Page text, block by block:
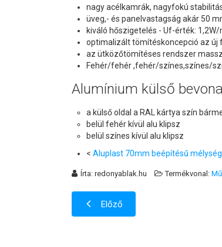
nagy acélkamrák, nagyfokú
üveg,- és panelvastagság akár 50
kiváló hőszigetelés - Uf-érték: 1,2W/
optimalizált tömítéskoncepció az
az ütközőtömítéses rendszer
Fehér/fehér ,fehér/színes,színes/
Alumínium külső
a külső oldal a RAL kártya szín
belül fehér kívül alu klipsz
belül színes kívül alu klipsz
< Aluplast 70mm beépítésű
Írta:redonyablak.hu Termékvonal:
Előző